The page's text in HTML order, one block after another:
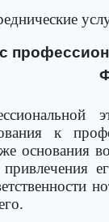
к
основания